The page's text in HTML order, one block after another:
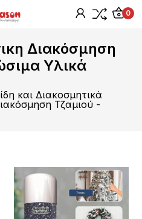
0
Διακόσμηση
Υλικά
και Διακοσμητικά
Τζαμιού -